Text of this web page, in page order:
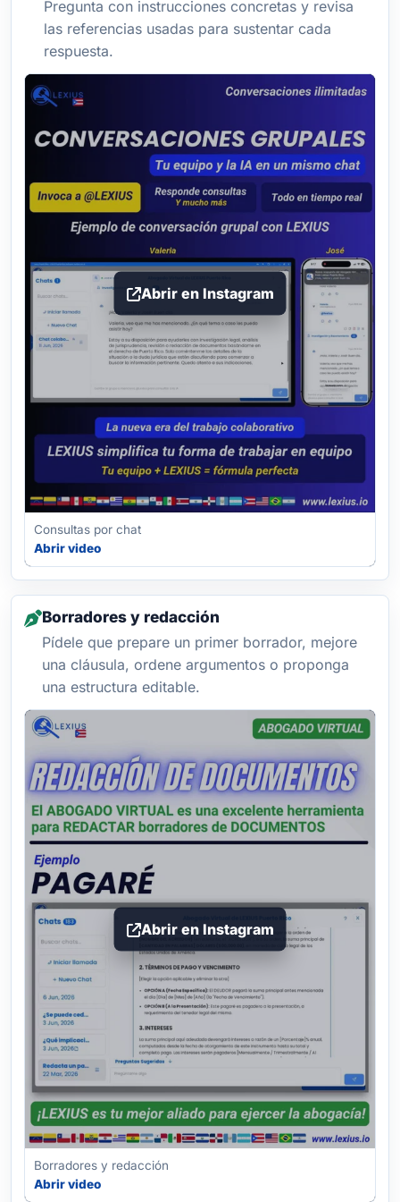
Pregunta con instrucciones concretas y revisa
las referencias usadas para sustentar cada
respuesta.
Abrir en Instagram
Consultas por chat
Abrir video
Borradores y redacción
Pídele que prepare un primer borrador, mejore
una cláusula, ordene argumentos o proponga
una estructura editable.
Abrir en Instagram
Borradores y redacción
Abrir video